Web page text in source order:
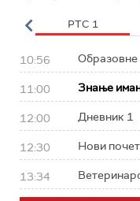
РТС 1
10:56 Образовне
11:00 Знање
12:00 Дневник 1
12:30 Нови
13:34